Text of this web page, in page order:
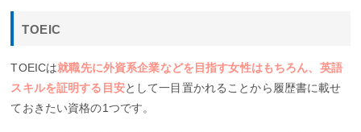
TOEIC
TOEICは就職先に外資系企業などを目指す女性はもちろん、英語
スキルを証明する目安として一目置かれることから履歴書に載せ
ておきたい資格の1つです。